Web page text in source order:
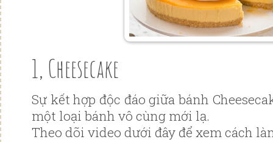
1, Cheesecake
Sự kết hợp độc đáo giữa bánh
một loại bánh vô cùng mới lạ.
Theo dõi video dưới đây để xem cách